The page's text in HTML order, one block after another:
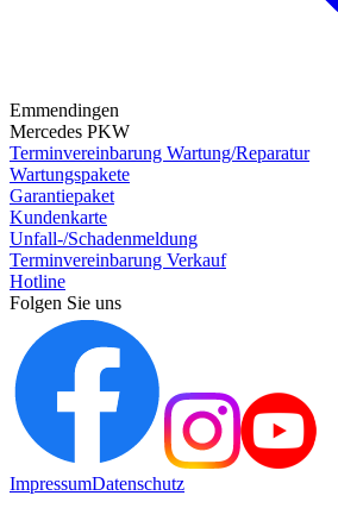
Emmendingen
Mercedes PKW
Terminvereinbarung Wartung/Reparatur
Wartungspakete
Garantiepaket
Kundenkarte
Unfall-/Schadenmeldung
Terminvereinbarung Verkauf
Hotline
Folgen Sie uns
ImpressumDatenschutz